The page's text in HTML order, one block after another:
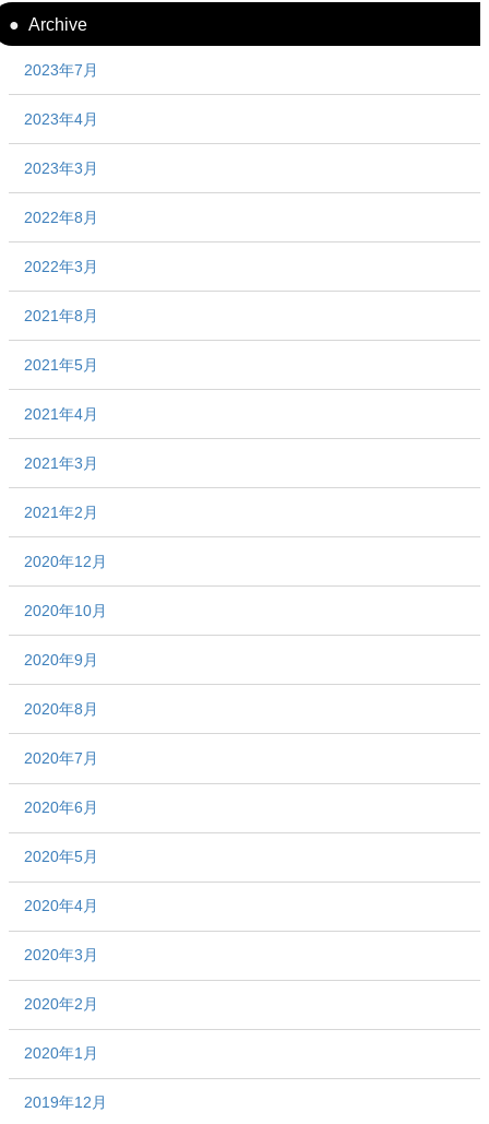
Archive
2023年7月
2023年4月
2023年3月
2022年8月
2022年3月
2021年8月
2021年5月
2021年4月
2021年3月
2021年2月
2020年12月
2020年10月
2020年9月
2020年8月
2020年7月
2020年6月
2020年5月
2020年4月
2020年3月
2020年2月
2020年1月
2019年12月